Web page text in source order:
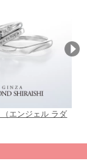
エンジェル ラダ